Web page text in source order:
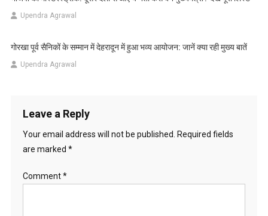
Upendra Agrawal
गोरखा पूर्व सैनिकों के सम्मान में देहरादून में हुआ भव्य आयोजन: जानें क्या रही मुख्य बातें
Upendra Agrawal
Leave a Reply
Your email address will not be published.
Required fields
are marked *
Comment*